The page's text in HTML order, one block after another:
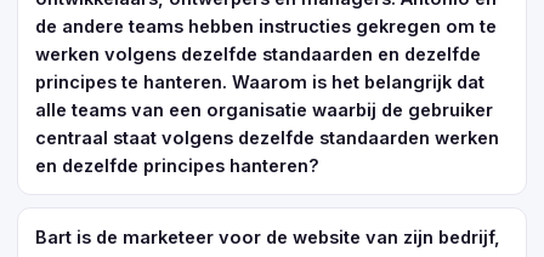
de andere teams hebben instructies gekregen om te
werken volgens dezelfde standaarden en dezelfde
principes te hanteren. Waarom is het belangrijk dat
alle teams van een organisatie waarbij de gebruiker
centraal staat volgens dezelfde standaarden werken
en dezelfde principes hanteren?
Bart is de marketeer voor de website van zijn bedrijf,